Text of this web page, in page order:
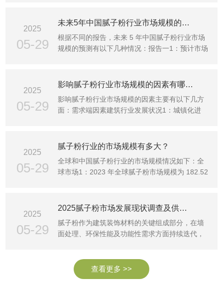
2025
05-29
未来5年中国腻子粉行业市场规模的预测是怎样的？
根据不同的报告，未来 5 年中国腻子粉行业市场
规模的预测有以下几种情况：报告一1：预计市场
2025
05-29
影响腻子粉行业市场规模的因素有哪些、
影响腻子粉行业市场规模的因素主要有以下几方
面：需求端因素建筑行业发展状况1：城镇化进
2025
05-29
腻子粉行业的市场规模有多大？
全球和中国腻子粉行业的市场规模情况如下：全
球市场1：2023 年全球腻子粉市场规模为 182.52
2025
05-29
2025腻子粉市场发展现状调查及供需格局、竞争格局分析
腻子粉作为建筑装饰材料的关键组成部分，在墙
面处理、环保性能及功能性需求方面持续迭代，
查看更多 >>